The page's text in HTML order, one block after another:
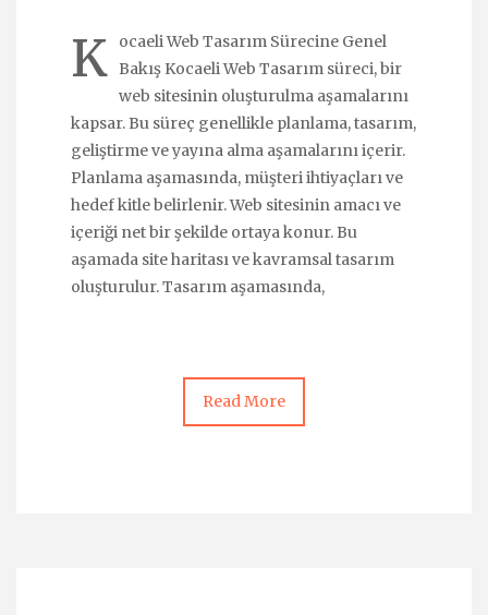
K
ocaeli Web Tasarım Sürecine Genel
Bakış Kocaeli Web Tasarım süreci, bir
web sitesinin oluşturulma aşamalarını
kapsar. Bu süreç genellikle planlama, tasarım,
geliştirme ve yayına alma aşamalarını içerir.
Planlama aşamasında, müşteri ihtiyaçları ve
hedef kitle belirlenir. Web sitesinin amacı ve
içeriği net bir şekilde ortaya konur. Bu
aşamada site haritası ve kavramsal tasarım
oluşturulur. Tasarım aşamasında,
Read More